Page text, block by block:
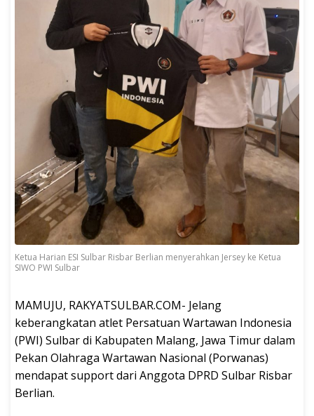
Ketua Harian ESI Sulbar Risbar Berlian menyerahkan Jersey ke Ketua
SIWO PWI Sulbar
MAMUJU, RAKYATSULBAR.COM- Jelang
keberangkatan atlet Persatuan Wartawan Indonesia
(PWI) Sulbar di Kabupaten Malang, Jawa Timur dalam
Pekan Olahraga Wartawan Nasional (Porwanas)
mendapat support dari Anggota DPRD Sulbar Risbar
Berlian.